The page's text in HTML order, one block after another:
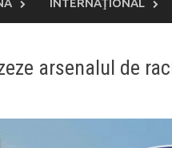
INTERNAŢIONAL
arsenalul de